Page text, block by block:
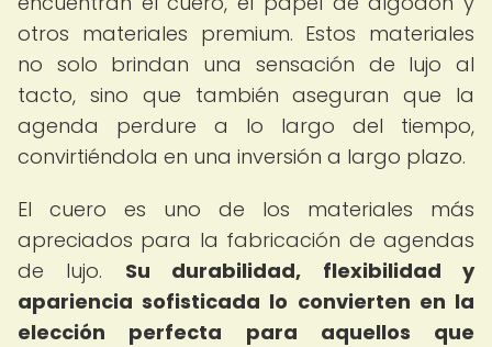
otros materiales premium. Estos materiales
no solo brindan una sensación de lujo al
tacto, sino que también aseguran que la
agenda perdure a lo largo del tiempo,
convirtiéndola en una inversión a largo plazo.
El cuero es uno de los materiales más
apreciados para la fabricación de agendas
de lujo. Su durabilidad, flexibilidad y
apariencia sofisticada lo convierten en la
elección perfecta para aquellos que